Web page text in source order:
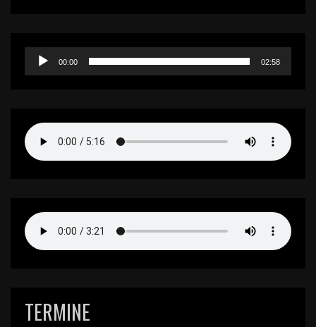
Audio-
Player
00:00 02:58
TERMINE